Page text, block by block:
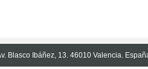
Blasco Ibáñez, 13. 46010 Valencia.